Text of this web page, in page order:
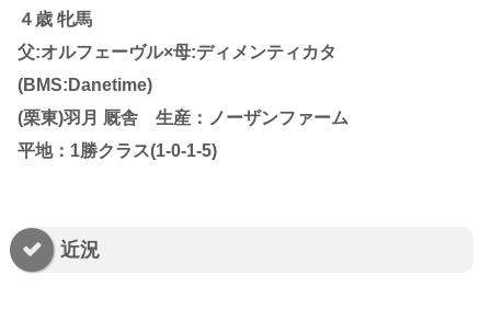
４歳 牝馬
父:オルフェーヴル×母:ディメンティカタ
(BMS:Danetime)
(栗東)羽月 厩舎 生産：ノーザンファーム
平地：1勝クラス(1-0-1-5)
近況